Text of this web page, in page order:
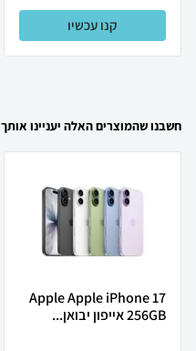
קנו עכשיו
חשבנו שהמוצרים האלה יעניינו אותך
Apple Apple iPhone 17
256GB אייפון יבואן...